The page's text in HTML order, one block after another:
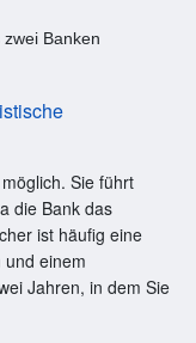
Banken
Sie führt
die Bank das
ist häufig eine
einem
Jahren, in dem Sie